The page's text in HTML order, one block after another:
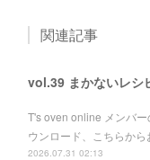
関連記事
vol.39 まかないレシ
T's oven online メンバ
ウンロード、こちらか
2026.07.31 02:13